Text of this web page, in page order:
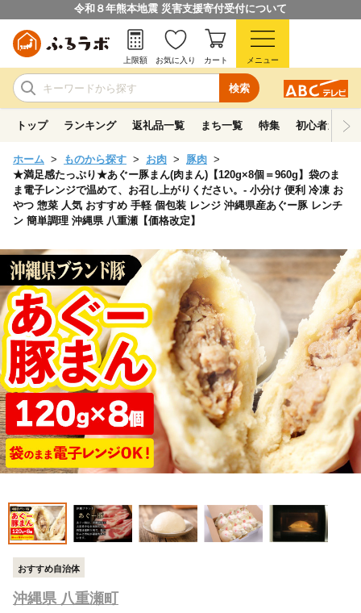
令和８年熊本地震 災害支援寄付受付について
検索
上限額 お気に入り カート メニュー
トップ ランキング 返礼品一覧 まち一覧 特集 初心者ガイド
ホーム ものから探す お肉
豚肉
★満足感たっぷり★あぐー豚まん(肉まん)【120g×8個＝960g】袋のま
ま電子レンジで温めて、お召し上がりください。- 小分け 便利 冷凍 お
やつ 惣菜 人気 おすすめ 手軽 個包装 レンジ 沖縄県産あぐー豚 レンチ
ン 簡単調理 沖縄県 八重瀬【価格改定】
おすすめ自治体
沖縄県 八重瀬町